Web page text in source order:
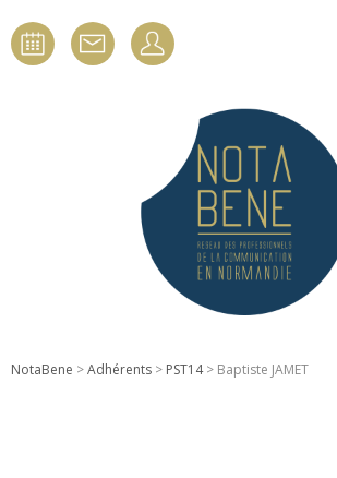
NotaBene >Adhérents > PST14> Baptiste JAMET